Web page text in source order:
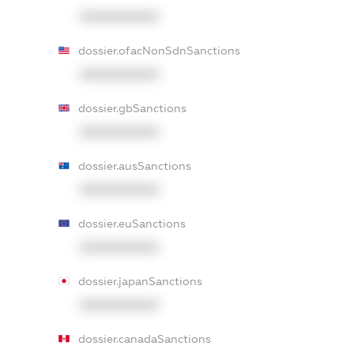
dossier.ofacNonSdnSanctions
dossier.gbSanctions
dossier.ausSanctions
dossier.euSanctions
dossier.japanSanctions
dossier.canadaSanctions